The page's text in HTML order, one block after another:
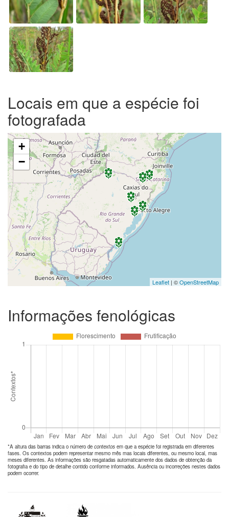
Locais em que a espécie foi
fotografada
+
−
Leaflet | ©OpenStreetMap
Informações fenológicas
*A altura das barras indica o número de contextos em que a espécie foi registrada em diferentes
fases. Os contextos podem representar mesmo mês mas locais diferentes, ou mesmo local, mas
meses diferentes. As informações são resgatadas automaticamente dos dados de obtenção da
fotografia e do tipo de detalhe contido conforme informados. Ausência ou incorreções nestes dados
podem ocorrer.